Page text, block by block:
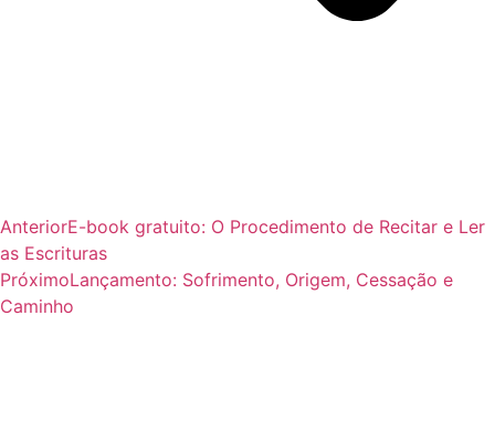
AnteriorE-book gratuito: O Procedimento de Recitar e Ler
as Escrituras
PróximoLançamento: Sofrimento, Origem, Cessação e
Caminho